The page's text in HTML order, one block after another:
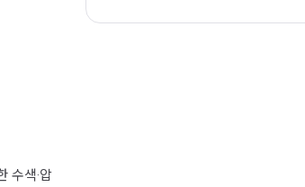
수색·압